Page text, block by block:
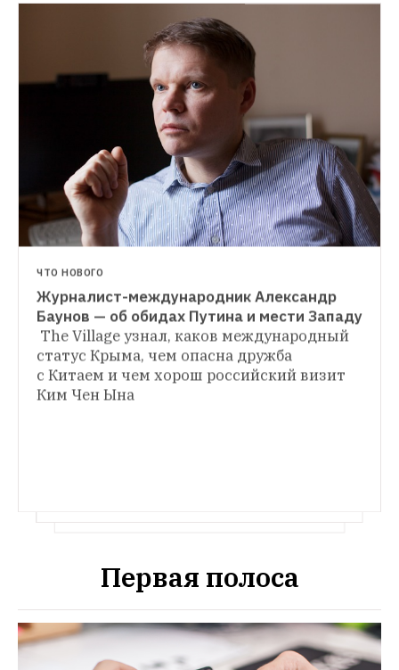
Владимир Путин — о своей мечте
Президент рассказал, чего ему хочется от
будущего
ЧТО НОВОГО
Американист Иван Курилла — о том, как
россияне будут жить при Трампе Кто
теперь будет главным внешним врагом
страны и к чему приведет тренд на
антиглобализацию в Америке и Европе
ЧТО НОВОГО
Журналист-международник Александр
The Village узнал, каков международный
статус Крыма, чем опасна дружба
с Китаем и чем хорош российский визит
Ким Чен Ына
Первая полоса